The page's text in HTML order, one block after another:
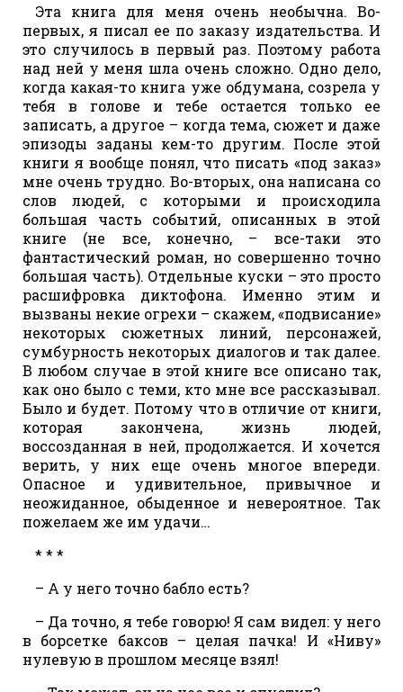
Эта книга для меня очень необычна. Во-
первых, я писал ее по заказу издательства. И
это случилось в первый раз. Поэтому работа
над ней у меня шла очень сложно. Одно дело,
когда какая-то книга уже обдумана, созрела у
тебя в голове и тебе остается только ее
записать, а другое – когда тема, сюжет и даже
эпизоды заданы кем-то другим. После этой
книги я вообще понял, что писать «под заказ»
мне очень трудно. Во-вторых, она написана со
слов людей, с которыми и происходила
большая часть событий, описанных в этой
книге (не все, конечно, – все-таки это
фантастический роман, но совершенно точно
большая часть). Отдельные куски – это просто
расшифровка диктофона. Именно этим и
вызваны некие огрехи – скажем, «подвисание»
некоторых сюжетных линий, персонажей,
сумбурность некоторых диалогов и так далее.
В любом случае в этой книге все описано так,
как оно было с теми, кто мне все рассказывал.
Было и будет. Потому что в отличие от книги,
которая закончена, жизнь людей,
воссозданная в ней, продолжается. И хочется
верить, у них еще очень многое впереди.
Опасное и удивительное, привычное и
неожиданное, обыденное и невероятное. Так
пожелаем же им удачи…
* * *
– А у него точно бабло есть?
– Да точно, я тебе говорю! Я сам видел: у него
в борсетке баксов – целая пачка! И «Ниву»
нулевую в прошлом месяце взял!